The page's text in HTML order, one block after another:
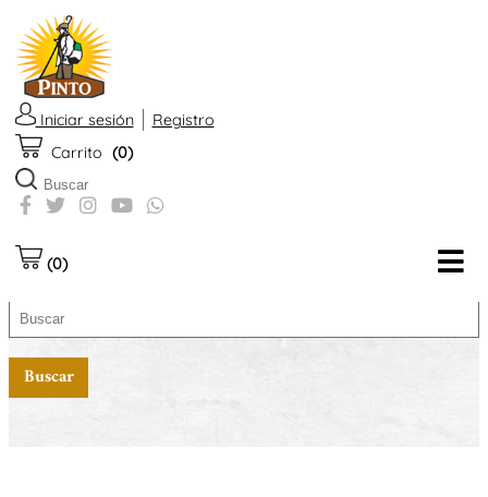
Iniciar sesión
Registro
Carrito (0)
(0)
Quesos de Oveja
Buscar